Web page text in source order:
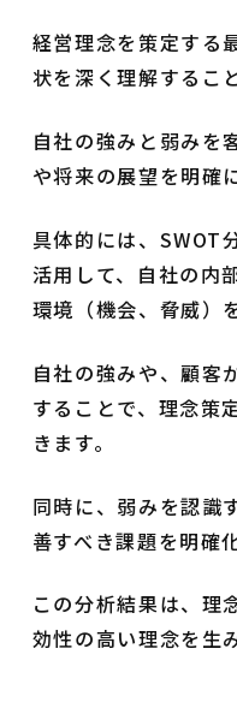
経営理念を策定する
状を深く理解するこ
自社の強みと弱みを
や将来の展望を明確
具体的には、SWOT
活用して、自社の内
環境（機会、脅威）
自社の強みや、顧客
することで、理念策
きます。
同時に、弱みを認識
善すべき課題を明確
この分析結果は、理
効性の高い理念を生